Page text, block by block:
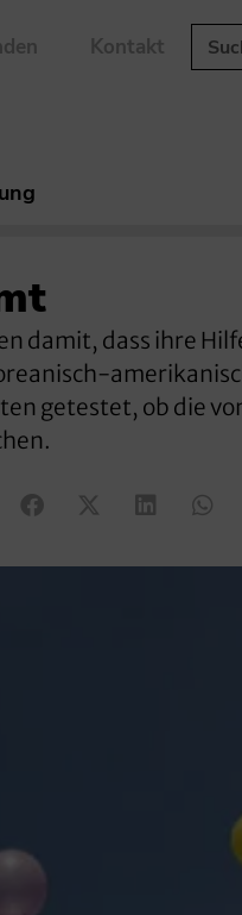
Kontakt
damit, dass ihre
getestet, ob die